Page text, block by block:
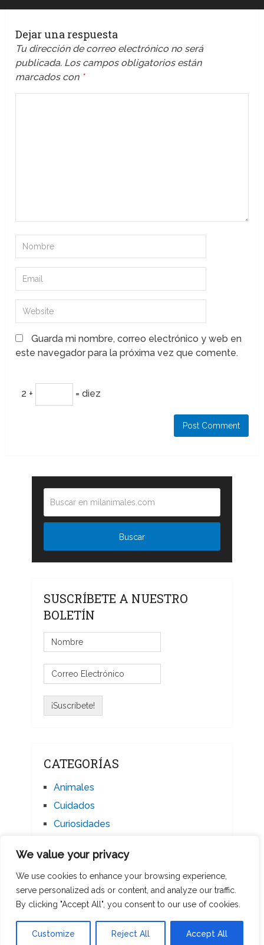
We value your privacy
We use cookies to enhance your browsing experience,
serve personalized ads or content, and analyze our traffic.
By clicking "Accept All", you consent to our use of cookies.
Customize Reject All Accept All
Dejar una respuesta
Tu dirección de correo electrónico no será
publicada. Los campos obligatorios están
marcados con *
Guarda mi nombre, correo electrónico y web en
este navegador para la próxima vez que comente.
2 + = diez
SUSCRÍBETE A NUESTRO
BOLETÍN
CATEGORÍAS
Animales
Cuidados
Curiosidades
Mascotas
Noticias
MilanimalesCopyright © 2026.